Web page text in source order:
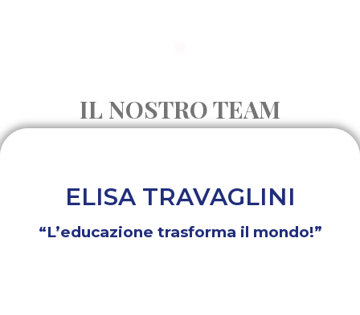
IL NOSTRO TEAM
ELISA TRAVAGLINI
“L’educazione trasforma il mondo!”